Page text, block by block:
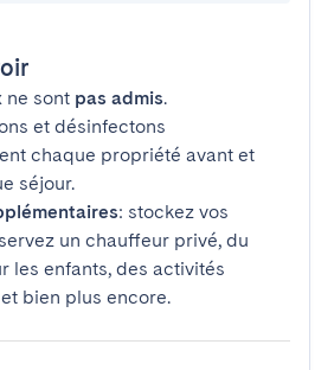
ne sont pas admis.
et désinfectons
chaque propriété avant et
séjour.
: stockez vos
un chauffeur privé, du
les enfants, des activités
bien plus encore.